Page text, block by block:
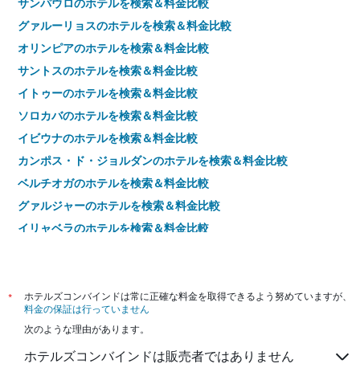
グァルーリョスのホテルを検索＆料金比較
オリンピアのホテルを検索＆料金比較
サントスのホテルを検索＆料金比較
イトゥーのホテルを検索＆料金比較
ソロカバのホテルを検索＆料金比較
イビウナのホテルを検索＆料金比較
カンポス・ド・ジョルダンのホテルを検索＆料金比較
ベルチオガのホテルを検索＆料金比較
グァルジャーのホテルを検索＆料金比較
イリャベラのホテルを検索＆料金比較
アパレシーダのホテルを検索＆料金比較
カラグァタトゥバのホテルを検索＆料金比較
カンピーナスのホテルを検索＆料金比較
リベイラン・プレトのホテルを検索＆料金比較
*
ホテルズコンバインドは常に正確な料金を取得できるよう努めていますが、
料金の保証は行っていません
次のような理由があります。
ホテルズコンバインドは販売者ではありません